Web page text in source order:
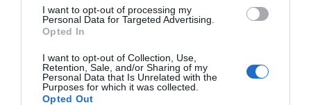
I want to opt-out of processing my
Personal Data for Targeted Advertising.
Opted In
I want to opt-out of Collection, Use,
Retention, Sale, and/or Sharing of my
Personal Data that Is Unrelated with the
Purposes for which it was collected.
Opted Out